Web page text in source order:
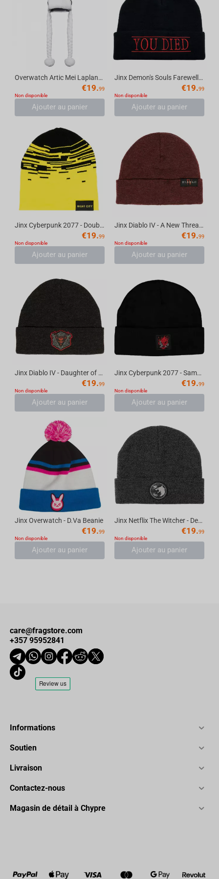
Overwatch Artic Mei Laplander Beanie Cap
€19.99
Non disponible
Ajouter au panier
Jinx Demon's Souls Farewell Beanie
€19.99
Non disponible
Ajouter au panier
Jinx Cyberpunk 2077 - Double Trouble Reversible Beanie
€19.99
Non disponible
Ajouter au panier
Jinx Diablo IV - A New Threat Beanie Dark Red
€19.99
Non disponible
Ajouter au panier
Jinx Diablo IV - Daughter of Hatred Beanie Charcoal Heather
€19.99
Non disponible
Ajouter au panier
Jinx Cyberpunk 2077 - Samurai Logo Beanie Black
€19.99
Non disponible
Ajouter au panier
Jinx Overwatch - D.Va Beanie
€19.99
Non disponible
Ajouter au panier
Jinx Netflix The Witcher - Destiny Beanie Grey
€19.99
Non disponible
Ajouter au panier
care@fragstore.com
+357 95952841
Informations
Soutien
Livraison
Contactez-nous
Magasin de détail à Chypre